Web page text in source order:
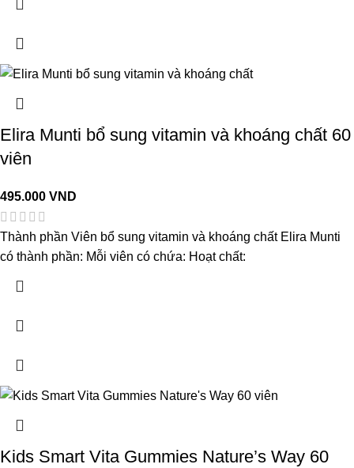
Elira Munti bổ sung vitamin và khoáng chất 60
viên
495.000VND
Thành phần Viên bổ sung vitamin và khoáng chất Elira Munti
có thành phần: Mỗi viên có chứa: Hoạt chất:
Kids Smart Vita Gummies Nature’s Way 60